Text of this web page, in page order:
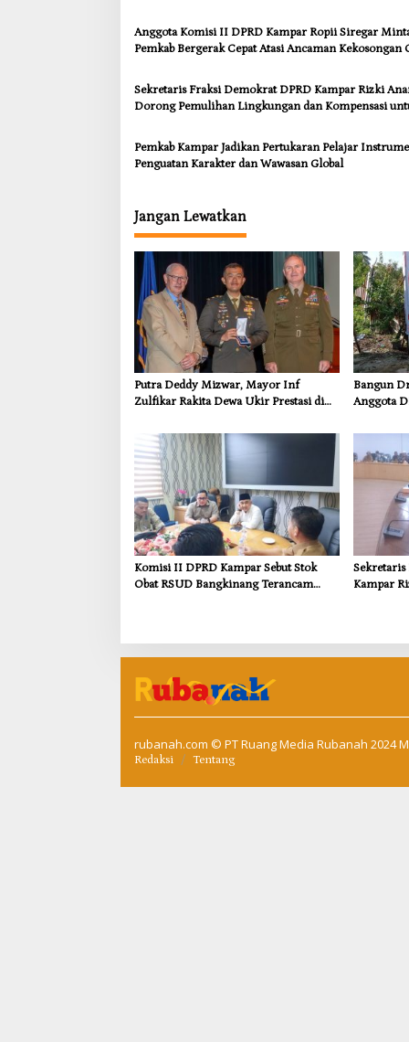
Anggota Komisi II DPRD Kampar Ropii Siregar
Pemkab Bergerak Cepat Atasi Ancaman Kekosongan
Sekretaris Fraksi Demokrat DPRD Kampar Rizki
Dorong Pemulihan Lingkungan dan Kompensasi
Pemkab Kampar Jadikan Pertukaran Pelajar
Penguatan Karakter dan Wawasan Global
Jangan Lewatkan
Putra Deddy Mizwar, Mayor Inf
Zulfikar Rakita Dewa Ukir Prestasi di
Bangun
Anggota
Komisi II DPRD Kampar Sebut Stok
Obat RSUD Bangkinang Terancam
Sekretaris
Kampar
rubanah.com © PT Ruang Media Rubanah 2024
Redaksi
Tentang